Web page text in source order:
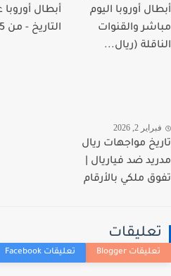
أوروبا اليوم
والقنوات
(ريال...
أبطال أوروبا عبر
التاريخ - من 1955...
2, 2026
مواجهات ريال
ضد فياريال |
ملكي بالأرقام